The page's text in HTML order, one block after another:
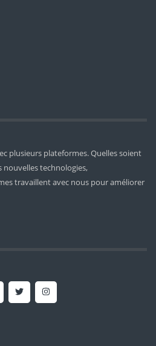
plusieurs plateformes. Quelles soient
nouvelles technologies,
travaillent avec nous pour améliorer